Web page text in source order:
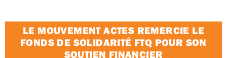
LE MOUVEMENT ACTES REMERCIE LE
FONDS DE SOLIDARITÉ FTQ POUR SON
SOUTIEN FINANCIER